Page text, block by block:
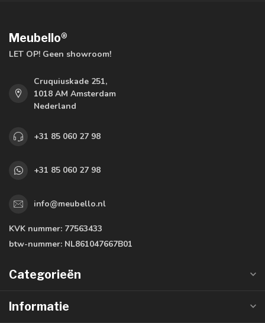
Meubello®
LET OP! Geen showroom!
Cruquiuskade 251,
1018 AM Amsterdam
Nederland
+31 85 060 27 98
+31 85 060 27 98
info@meubello.nl
KVK nummer: 77563433
btw-nummer: NL861047667B01
Categorieën
Informatie